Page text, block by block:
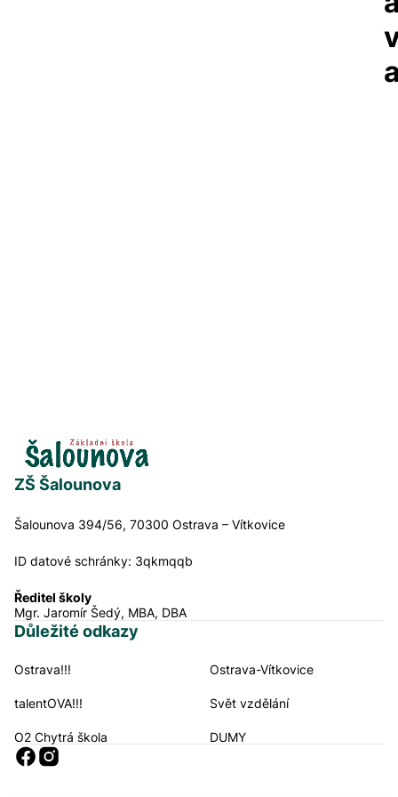
ZŠ Šalounova
Šalounova 394/56, 70300 Ostrava – Vítkovice
ID datové schránky: 3qkmqqb
Ředitel školy
Mgr. Jaromír Šedý, MBA, DBA
Důležité odkazy
Navigační odkazy
Ostrava!!! Ostrava-Vítkovice
talentOVA!!! Svět vzdělání
O2 Chytrá škola DUMY
Sociální sítě